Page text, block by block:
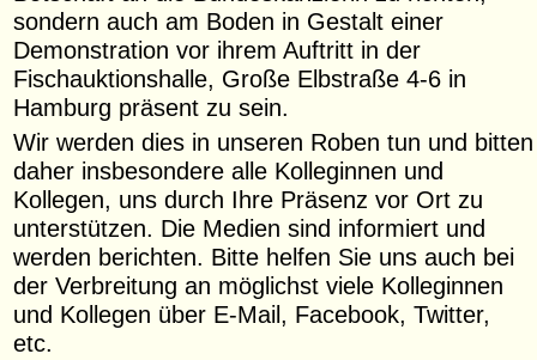
sondern auch am Boden in Gestalt einer
Demonstration vor ihrem Auftritt in der
Fischauktionshalle, Große Elbstraße 4-6 in
Hamburg präsent zu sein.
Wir werden dies in unseren Roben tun und bitten
daher insbesondere alle Kolleginnen und
Kollegen, uns durch Ihre Präsenz vor Ort zu
unterstützen. Die Medien sind informiert und
werden berichten. Bitte helfen Sie uns auch bei
der Verbreitung an möglichst viele Kolleginnen
und Kollegen über E-Mail, Facebook, Twitter,
etc.